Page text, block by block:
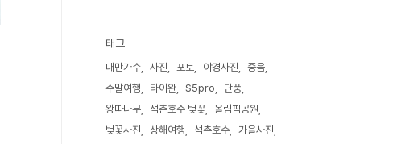
태그
대만가수 사진 포토 야경사진
중음
주말여행
타이완 S5pro
단풍
왕따나무
석촌호수 벚꽃
올림픽공원
벚꽃사진
상해여행 석촌호수
가을사진